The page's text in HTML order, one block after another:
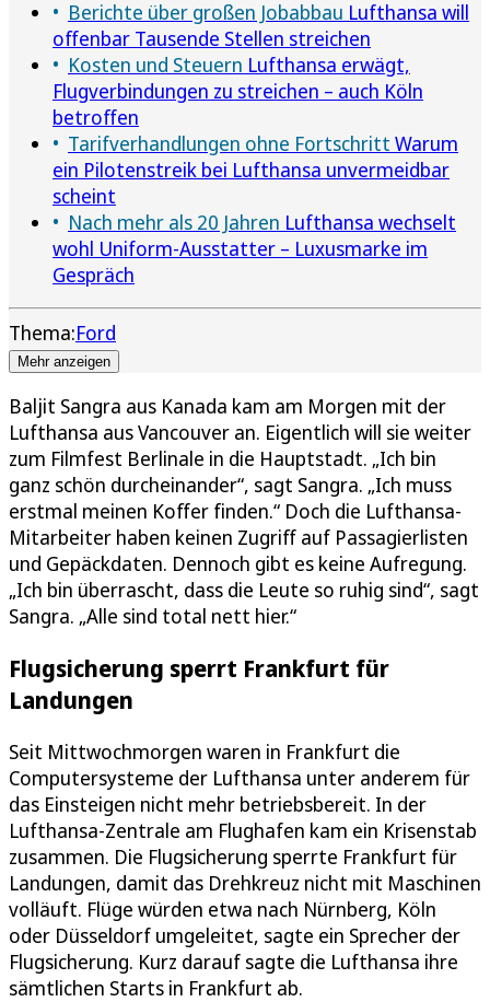
Berichte über großen Jobabbau Lufthansa will
offenbar Tausende Stellen streichen
Kosten und Steuern Lufthansa erwägt,
Flugverbindungen zu streichen – auch Köln
betroffen
Tarifverhandlungen ohne Fortschritt Warum
ein Pilotenstreik bei Lufthansa unvermeidbar
scheint
Nach mehr als 20 Jahren Lufthansa wechselt
wohl Uniform-Ausstatter – Luxusmarke im
Gespräch
Thema:Ford
Mehr anzeigen
Baljit Sangra aus Kanada kam am Morgen mit der
Lufthansa aus Vancouver an. Eigentlich will sie weiter
zum Filmfest Berlinale in die Hauptstadt. „Ich bin
ganz schön durcheinander“, sagt Sangra. „Ich muss
erstmal meinen Koffer finden.“ Doch die Lufthansa-
Mitarbeiter haben keinen Zugriff auf Passagierlisten
und Gepäckdaten. Dennoch gibt es keine Aufregung.
„Ich bin überrascht, dass die Leute so ruhig sind“, sagt
Sangra. „Alle sind total nett hier.“
Flugsicherung sperrt Frankfurt für
Landungen
Seit Mittwochmorgen waren in Frankfurt die
Computersysteme der Lufthansa unter anderem für
das Einsteigen nicht mehr betriebsbereit. In der
Lufthansa-Zentrale am Flughafen kam ein Krisenstab
zusammen. Die Flugsicherung sperrte Frankfurt für
Landungen, damit das Drehkreuz nicht mit Maschinen
volläuft. Flüge würden etwa nach Nürnberg, Köln
oder Düsseldorf umgeleitet, sagte ein Sprecher der
Flugsicherung. Kurz darauf sagte die Lufthansa ihre
sämtlichen Starts in Frankfurt ab.